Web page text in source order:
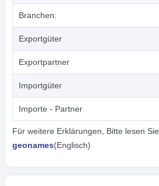
Branchen:
Exportgüter
Exportpartner
Importgüter
Importe - Partner
Für weitere Erklärungen, Bitte lesen Sie
geonames(Englisch)